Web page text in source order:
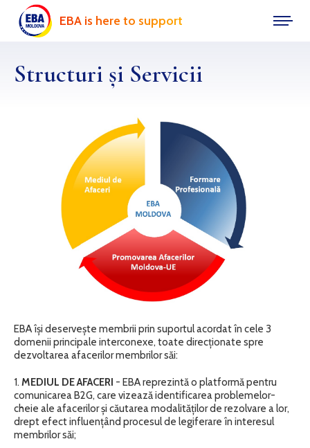
EBA is here to support
Structuri și Servicii
EBA își deservește membrii prin suportul acordat în cele 3
domenii principale interconexe, toate direcționate spre
dezvoltarea afacerilor membrilor săi:
MEDIUL DE AFACERI - EBA reprezintă o platformă pentru
comunicarea B2G, care vizează identificarea problemelor-
cheie ale afacerilor și căutarea modalităților de rezolvare a lor,
drept efect influențând procesul de legiferare în interesul
membrilor săi;